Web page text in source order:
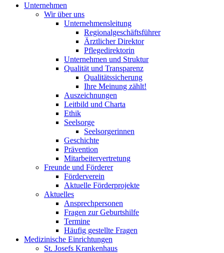
Unternehmen
Wir über uns
Unternehmensleitung
Regionalgeschäftsführer
Ärztlicher Direktor
Pflegedirektorin
Unternehmen und Struktur
Qualität und Transparenz
Qualitätssicherung
Ihre Meinung zählt!
Auszeichnungen
Leitbild und Charta
Ethik
Seelsorge
Seelsorgerinnen
Geschichte
Prävention
Mitarbeitervertretung
Freunde und Förderer
Förderverein
Aktuelle Förderprojekte
Aktuelles
Ansprechpersonen
Fragen zur Geburtshilfe
Termine
Häufig gestellte Fragen
Medizinische Einrichtungen
St. Josefs Krankenhaus